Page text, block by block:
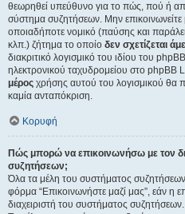
θεωρηθεί υπεύθυνο για το πώς, πού ή
σύστημα συζητήσεων. Μην
οποιαδήποτε νομικό (παύσης και
κλπ.) ζήτημα το οποίο δεν σχετίζεται
διακριτικό λογισμικό του ιδίου του
ηλεκτρονικού ταχυδρομείου στο phpBB
μέρος χρήσης αυτού του λογισμικού θα
καμία ανταπόκριση.
Κορυφή
Πώς μπορώ να επικοινωνήσω με τον
συζητήσεων;
Όλα τα μέλη του συστήματος
φόρμα “Επικοινωνήστε μαζί μας”, εάν η
διαχειριστή του συστήματος συζητήσεων.